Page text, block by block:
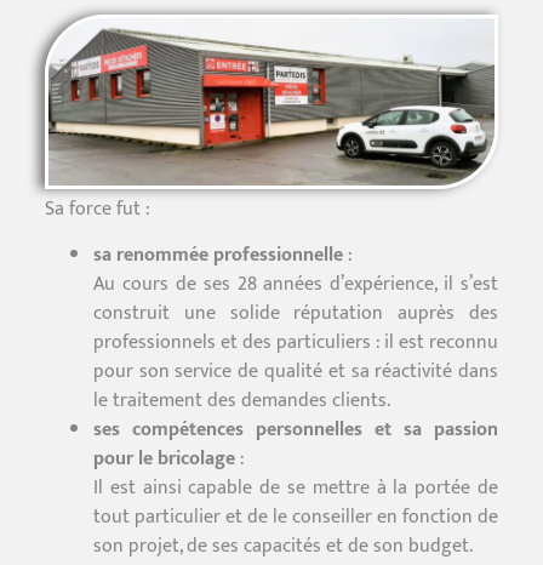
Sa force fut :
sa renommée professionnelle:
Au cours de ses 28 années d’expérience, il s’est
construit une solide réputation auprès des
professionnels et des particuliers : il est reconnu
pour son service de qualité et sa réactivité dans
le traitement des demandes clients.
ses compétences personnelles et sa passion
pour le bricolage:
Il est ainsi capable de se mettre à la portée de
tout particulier et de le conseiller en fonction de
son projet, de ses capacités et de son budget.